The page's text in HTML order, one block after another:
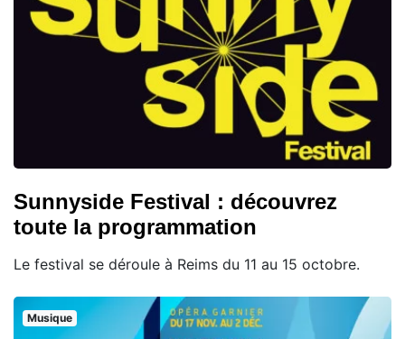
Sunnyside Festival : découvrez
toute la programmation
Le festival se déroule à Reims du 11 au 15 octobre.
Musique